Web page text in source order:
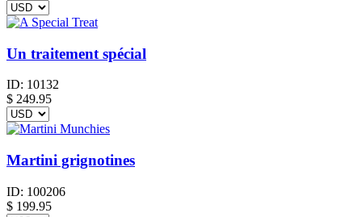
Un traitement spécial
ID: 10132
$ 249.95
Martini grignotines
ID: 100206
$ 199.95